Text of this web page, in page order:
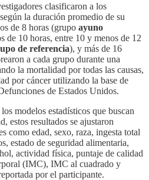
clasificaron a los
la duración promedio de su
de 8 horas (grupo ayuno
de 10 horas, entre 10 y menos de 12
de referencia), y más de 16
a cada grupo durante una
la mortalidad por todas las causas,
por cáncer utilizando la base de
de Estados Unidos.
modelos estadísticos que buscan
estos resultados se ajustaron
como edad, sexo, raza, ingesta total
estado de seguridad alimentaria,
actividad física, puntaje de calidad
(IMC), IMC al cuadrado y
por el participante.